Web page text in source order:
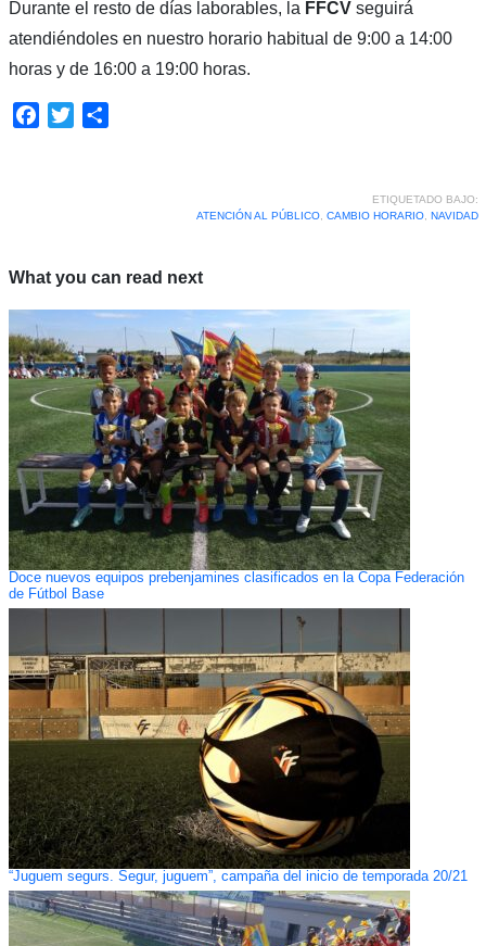
Durante el resto de días laborables, la FFCVseguirá
atendiéndoles en nuestro horario habitual de 9:00 a 14:00
horas y de 16:00 a 19:00 horas.
Facebook
Twitter
ETIQUETADO BAJO:
ATENCIÓN AL PÚBLICO, CAMBIO HORARIO, NAVIDAD
What you can read next
Doce nuevos equipos prebenjamines clasificados en la Copa Federación
de Fútbol Base
“Juguem segurs. Segur, juguem”, campaña del inicio de temporada 20/21